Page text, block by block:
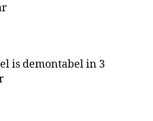
is demontabel in 3